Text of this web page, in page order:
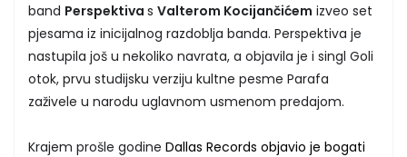
band Perspektiva s Valterom Kocijančićem izveo set
pjesama iz inicijalnog razdoblja banda. Perspektiva je
nastupila još u nekoliko navrata, a objavila je i singl Goli
otok, prvu studijsku verziju kultne pesme Parafa
zaživele u narodu uglavnom usmenom predajom.
Krajem prošle godine Dallas Records objavio je bogati